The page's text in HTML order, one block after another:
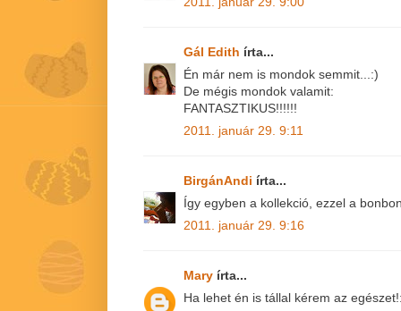
Gál Edith írta...
Én már nem is mondok semmit...:)
De mégis mondok valamit:
FANTASZTIKUS!!!!!!
2011. január 29. 9:11
BirgánAndi írta...
Így egyben a kollekció, ezzel a
2011. január 29. 9:16
Mary írta...
Ha lehet én is tállal kérem az